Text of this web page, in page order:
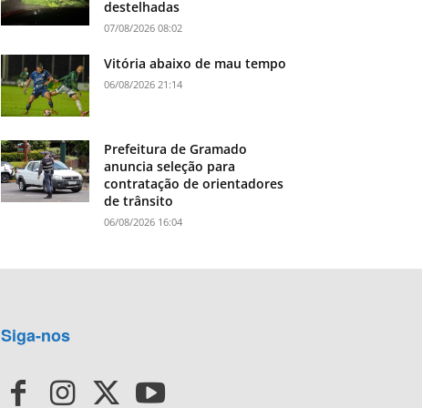
destelhadas
07/08/2026 08:02
Vitória abaixo de mau tempo
06/08/2026 21:14
Prefeitura de Gramado
anuncia seleção para
contratação de orientadores
de trânsito
06/08/2026 16:04
Siga-nos